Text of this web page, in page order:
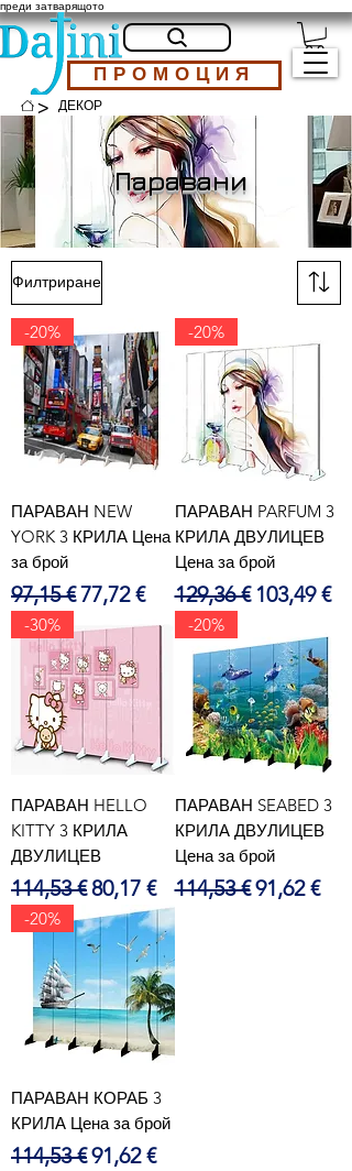
преди затварящото
ПРОМОЦИЯ
> ДЕКОР
Паравани
Филтриране
-20%
ПАРАВАН NEW
YORK 3 КРИЛА Цена
за брой
Редовна цена
97,15 €Продажна цена
77,72 €
-20%
ПАРАВАН PARFUM 3
КРИЛА ДВУЛИЦЕВ
Цена за брой
Редовна цена
129,36 € 103,49 €
-30%
ПАРАВАН HELLO
KITTY 3 КРИЛА
ДВУЛИЦЕВ
Редовна цена
114,53 €Продажна цена
80,17 €
-20%
ПАРАВАН SEABED 3
КРИЛА ДВУЛИЦЕВ
Цена за брой
Редовна цена
114,53 €91,62 €
-20%
ПАРАВАН КОРАБ 3
КРИЛА Цена за брой
Редовна цена
114,53 €Продажна цена
91,62 €